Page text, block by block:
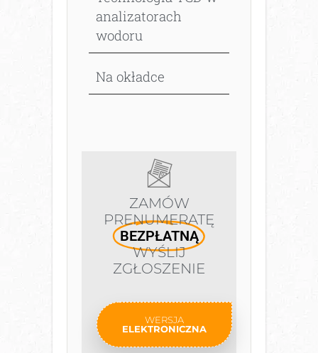
analizatorach
wodoru
Na okładce
ZAMÓW
PRENUMERATĘ
BEZPŁATNĄ
WYŚLIJ
ZGŁOSZENIE
WERSJA
ELEKTRONICZNA